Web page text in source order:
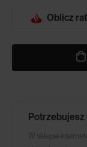
Oblicz
W sklepie